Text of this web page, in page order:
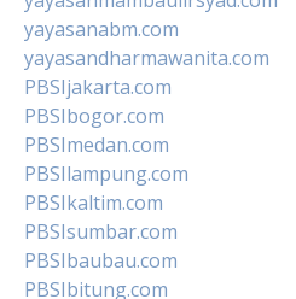
yayasanabm.com
yayasandharmawanita.com
PBSIjakarta.com
PBSIbogor.com
PBSImedan.com
PBSIlampung.com
PBSIkaltim.com
PBSIsumbar.com
PBSIbaubau.com
PBSIbitung.com